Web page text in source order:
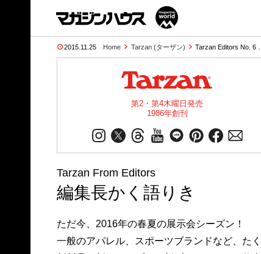
2015.11.25 Home Tarzan (ターザン) Tarzan Editors No. 6 …
第2・第4木曜日発売
1986年創刊
Tarzan From Editors
編集長かく語りき
ただ今、2016年の春夏の展示会シーズン！
一般のアパレル、スポーツブランドなど、た